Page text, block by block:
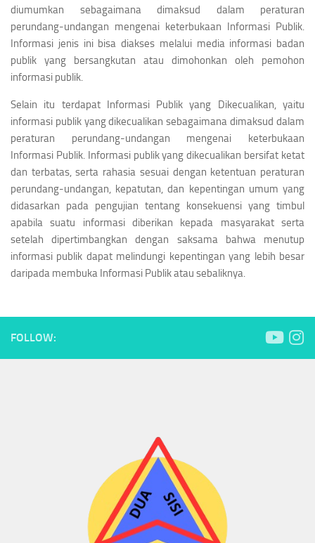
diumumkan sebagaimana dimaksud dalam peraturan
perundang-­undangan mengenai keterbukaan Informasi Publik.
Informasi jenis ini bisa diakses melalui media informasi badan
publik yang bersangkutan atau dimohonkan oleh pemohon
informasi publik.
Selain itu terdapat Informasi Publik yang Dikecualikan, yaitu
informasi publik yang dikecualikan sebagaimana dimaksud dalam
peraturan perundang-undangan mengenai keterbukaan
Informasi Publik. Informasi publik yang dikecualikan bersifat ketat
dan terbatas, serta rahasia sesuai dengan ketentuan peraturan
perundang-undangan, kepatutan, dan kepentingan umum yang
didasarkan pada pengujian tentang konsekuensi yang timbul
apabila suatu informasi diberikan kepada masyarakat serta
setelah dipertimbangkan dengan saksama bahwa menutup
informasi publik dapat melindungi kepentingan yang lebih besar
daripada membuka Informasi Publik atau sebaliknya.
FOLLOW: